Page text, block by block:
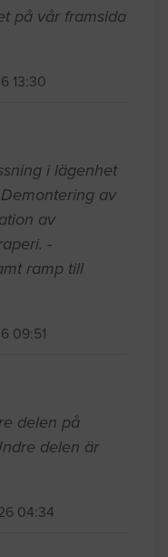
på vår framsida
13:30
i lägenhet
av
av
-
ramp till
09:51
delen på
delen är
04:34